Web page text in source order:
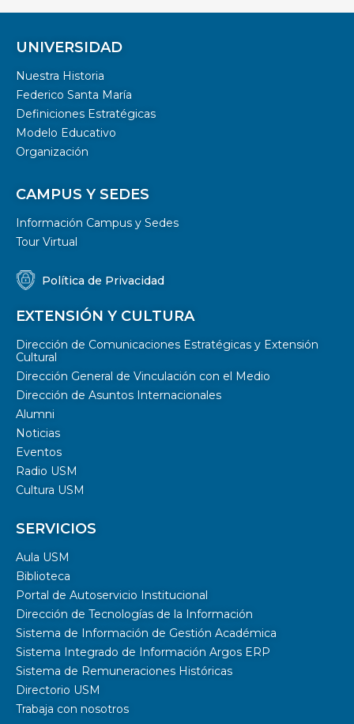
UNIVERSIDAD
Nuestra Historia
Federico Santa María
Definiciones Estratégicas
Modelo Educativo
Organización
CAMPUS Y SEDES
Información Campus y Sedes
Tour Virtual
Política de Privacidad
EXTENSIÓN Y CULTURA
Dirección de Comunicaciones Estratégicas y Extensión
Cultural
Dirección General de Vinculación con el Medio
Dirección de Asuntos Internacionales
Alumni
Noticias
Eventos
Radio USM
Cultura USM
SERVICIOS
Aula USM
Biblioteca
Portal de Autoservicio Institucional
Dirección de Tecnologías de la Información
Sistema de Información de Gestión Académica
Sistema Integrado de Información Argos ERP
Sistema de Remuneraciones Históricas
Directorio USM
Trabaja con nosotros